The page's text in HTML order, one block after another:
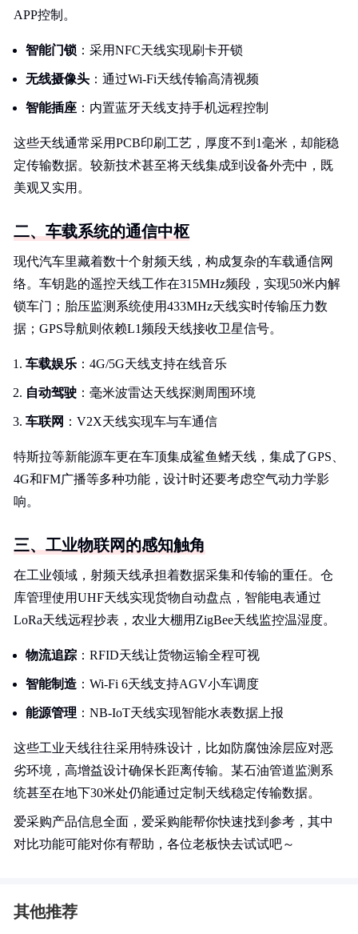
APP控制。
智能门锁 ：采用NFC天线实现刷卡开锁
无线摄像头 ：通过Wi-Fi天线传输高清视频
智能插座 ：内置蓝牙天线支持手机远程控制
这些天线通常采用PCB印刷工艺，厚度不到1毫米，却能稳
定传输数据。较新技术甚至将天线集成到设备外壳中，既
美观又实用。
二、车载系统的通信中枢
现代汽车里藏着数十个射频天线，构成复杂的车载通信网
络。车钥匙的遥控天线工作在315MHz频段，实现50米内解
锁车门；胎压监测系统使用433MHz天线实时传输压力数
据；GPS导航则依赖L1频段天线接收卫星信号。
车载娱乐 ：4G/5G天线支持在线音乐
自动驾驶 ：毫米波雷达天线探测周围环境
车联网 ：V2X天线实现车与车通信
特斯拉等新能源车更在车顶集成鲨鱼鳍天线，集成了GPS、
4G和FM广播等多种功能，设计时还要考虑空气动力学影
响。
三、工业物联网的感知触角
在工业领域，射频天线承担着数据采集和传输的重任。仓
库管理使用UHF天线实现货物自动盘点，智能电表通过
LoRa天线远程抄表，农业大棚用ZigBee天线监控温湿度。
物流追踪 ：RFID天线让货物运输全程可视
智能制造 ：Wi-Fi 6天线支持AGV小车调度
能源管理 ：NB-IoT天线实现智能水表数据上报
这些工业天线往往采用特殊设计，比如防腐蚀涂层应对恶
劣环境，高增益设计确保长距离传输。某石油管道监测系
统甚至在地下30米处仍能通过定制天线稳定传输数据。
爱采购产品信息全面，爱采购能帮你快速找到参考，其中
对比功能可能对你有帮助，各位老板快去试试吧～
其他推荐